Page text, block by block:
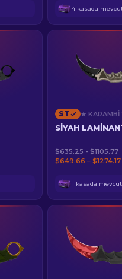
4 kasada
ST ★
SIYAH
$635.25 - $1105.77
$649.66 – $1274.17
1 kasada mevcut